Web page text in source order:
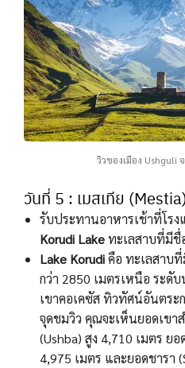
วิวของเมือง Ushguli
วันที่ 5 : เมสเทีย
รับประทานอาหารเช้าที่โร
Korudi Lakeทะเลสาบที่มีชื่
Lake Korudiคือ ทะเลสาบที่
กว่า 2850 เมตรเหนือ ระดั
เขาคอเคซัส ทิวทัศน์อันตระ
จุดชมวิว คุณจะเห็นยอดเข
(Ushba) สูง 4,710 เมตร ย
4,975 เมตร และยอดชารา